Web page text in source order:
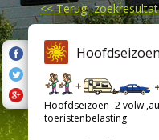
<<Terug-
Hoofdseizoen
Hoofdseizoen- 2
toeristenbelasting